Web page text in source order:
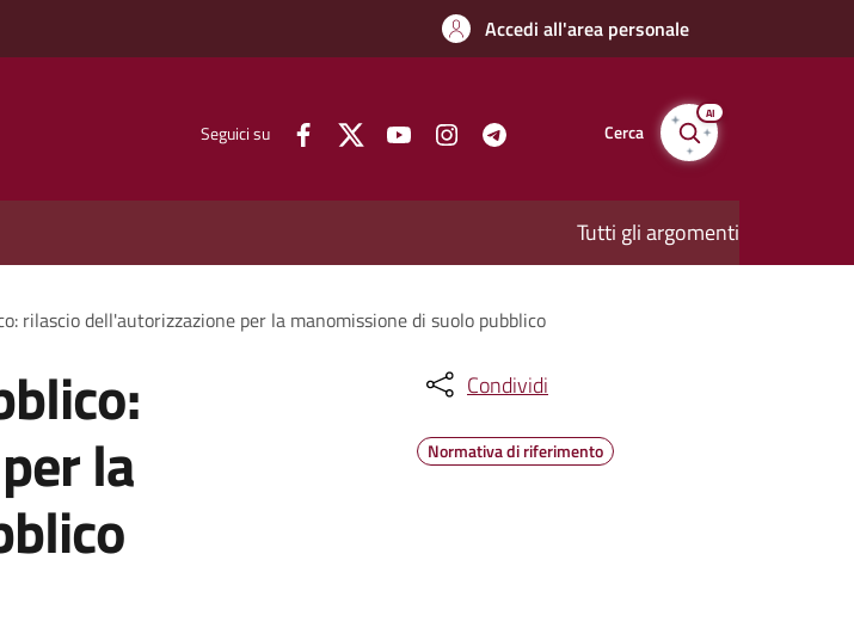
Accedi all'area personale
Seguici su Cerca
AI
Tutti gli argomenti
rilascio dell'autorizzazione per la manomissione di suolo pubblico
la
Condividi
Normativa di riferimento